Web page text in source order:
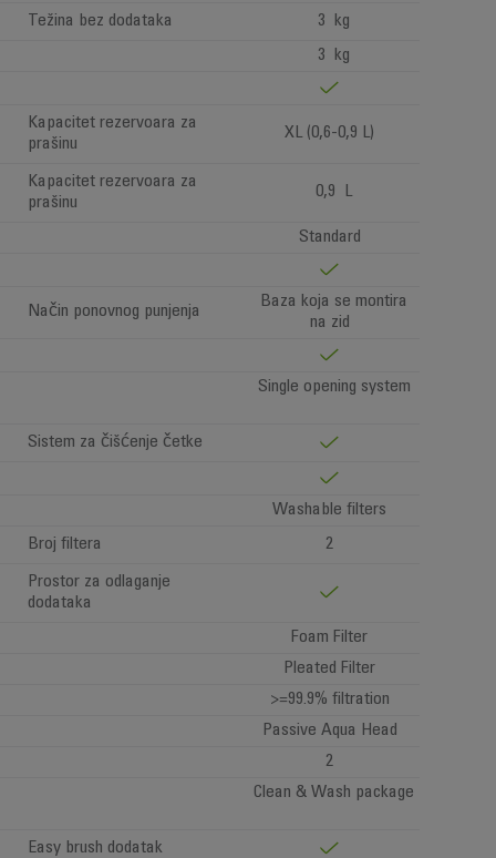
Težina bez dodataka
3 kg
3 kg
Kapacitet rezervoara za
prašinu
XL (0,6-0,9 L)
Kapacitet rezervoara za
prašinu
0,9 L
Standard
Način ponovnog punjenja
Baza koja se montira
na zid
Single opening system
Sistem za čišćenje četke
Washable filters
Broj filtera
2
Prostor za odlaganje
dodataka
Foam Filter
Pleated Filter
>=99.9% filtration
Passive Aqua Head
2
Clean & Wash package
Easy brush dodatak